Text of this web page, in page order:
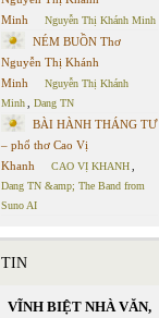
Minh
Nguyễn Thị Khánh Minh
NÉM BUỒN Thơ
Nguyễn Thị Khánh
Minh
Nguyễn Thị Khánh
Minh
Dang TN
BÀI HÀNH THÁNG TƯ
– phổ thơ Cao Vị
Khanh
CAO VỊ KHANH
Dang TN &amp; The Band from
Suno AI
TIN
VĨNH BIỆT NHÀ VĂN,